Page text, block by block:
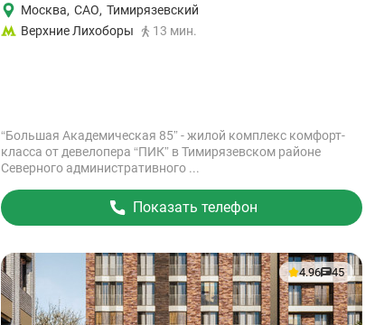
Москва, САО, Тимирязевский
Верхние Лихоборы
13 мин.
“Большая Академическая 85” - жилой комплекс комфорт-
класса от девелопера “ПИК” в Тимирязевском районе
Северного административного ...
Показать телефон
4.96 45